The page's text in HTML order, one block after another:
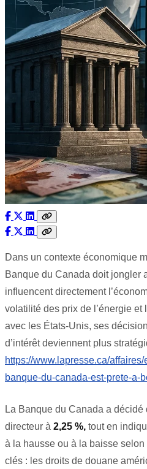
Dans un contexte économique
Banque du Canada doit jongler
influencent directement
volatilité des prix de l’énergie
avec les États-Unis, ses
d’intérêt deviennent plus
https://www.lapresse.ca/
banque-du-canada-est-prete-a-
La Banque du Canada a
directeur à 2,25 %, tout en
à la hausse ou à la baisse
clés : les droits de douane